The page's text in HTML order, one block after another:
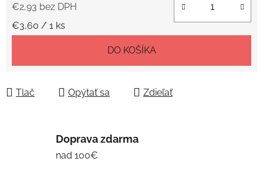
€2,93 bez DPH
Jednotková cena:
€3,60 / 1 ks
DO KOŠÍKA
Tlač Opýtať sa Zdieľať
Doprava zdarma
nad 100€